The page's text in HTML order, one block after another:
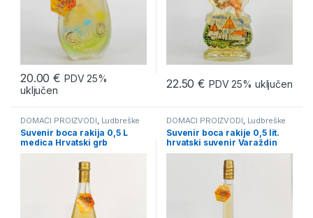
20.00€ PDV 25%
uključen
22.50€ PDV 25% uključen
DOMAĆI PROIZVODI Ludbreške
rakije Rakija od meda "Medica"
SUVENIRI ,Suveniri sa mednom
rakijom
Suvenir boca rakija 0,5 L
medica Hrvatski grb
DOMAĆI PROIZVODI Ludbreške
rakije Rakija od meda "Medica"
SUVENIRI ,Suveniri sa mednom
rakijom
Suvenir boca rakije 0,5 lit.
hrvatski suvenir Varaždin